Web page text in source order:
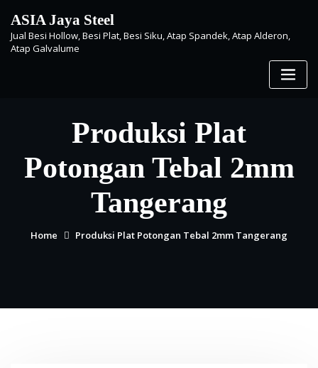
content
ASIA Jaya Steel
Jual Besi Hollow, Besi Plat, Besi Siku, Atap Spandek, Atap Alderon,
Atap Galvalume
Produksi Plat
Potongan Tebal 2mm
Tangerang
Home Produksi Plat Potongan Tebal 2mm Tangerang